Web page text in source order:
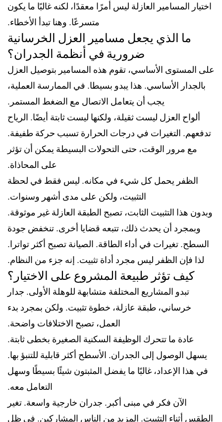
اختيار المسامير العازلة ليس أمرًا معقدًا، لكنه غالبًا ما يكون
متسرعًا. وهنا تبدأ الأخطاء.
ما الذي يجعل مسامير العزل الخرسانية
ضرورية في أنظمة الجدران؟
على المستوى الأساسي، تقوم هذه المسامير بتوصيل العزل
بالجدار الأساسي. هذا يبدو بسيطا. في الممارسة العملية،
يجب أن يتعامل الاتصال مع الضغط المستمر.
ألواح العزل ليست ثقيلة، ولكنها ليست ثابتة أيضًا. الرياح
تدفعهم. التغيرات في درجات الحرارة تسبب حركة طفيفة.
مع مرور الوقت، حتى التحولات البسيطة يمكن أن تؤثر
على المحاذاة.
الظفر يحمل كل شيء في مكانه. ليس فقط في لحظة
التثبيت، ولكن على مدى أشهر وسنوات.
وبدون هذا التثبيت الثابت، تصبح الطبقة العازلة غير موثوقة.
وبمجرد أن يحدث ذلك، تتبعه قضايا أخرى. تنخفض جودة
السطح. تغيرات في أداء الطاقة. الصيانة تصبح أكثر تواترا.
لذا فإن الظفر ليس مجرد أداة تثبيت. إنه جزء من النظام.
كيف تؤثر طبيعة المشروع على الاختيار؟
تبدو المشاريع المختلفة متشابهة للوهلة الأولى. جدار
خرساني، طبقة عازلة، خطوة تثبيت. ولكن بمجرد بدء
العمل، تصبح الاختلافات واضحة.
عادة ما تتحرك الوظيفة السكنية الصغيرة بخطى ثابتة.
يسهل الوصول إلى الجدران. الأسطح أكثر قابلية للتنبؤ بها.
في هذا الإعداد، غالبًا ما يفضل المثبتون شيئًا بسيطًا وسهل
التعامل معه.
الآن فكر في مبنى أكبر. جدران خارجية واسعة. تغير
الطقس أثناء التثبيت. المزيد من الناس المشاركين. في ظل